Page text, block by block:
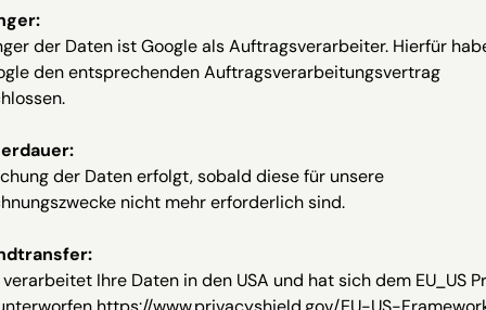
der Daten ist Google als Auftragsverarbeiter. Hierfür
den entsprechenden Auftragsverarbeitungsvertrag
der Daten erfolgt, sobald diese für unsere
nicht mehr erforderlich sind.
Ihre Daten in den USA und hat sich dem EU_US